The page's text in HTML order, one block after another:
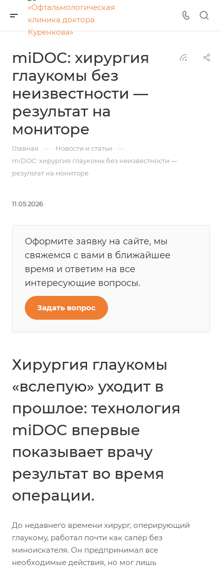
miDOC: хирургия
глаукомы без
неизвестности —
результат на
мониторе
Главная — Новости и статьи —
miDOC: хирургия глаукомы без неизвестности —
результат на мониторе
11.05.2026
Оформите заявку на сайте, мы
свяжемся с вами в ближайшее
время и ответим на все
интересующие вопросы.
Задать вопрос
Хирургия глаукомы
«вслепую» уходит в
прошлое: технология
miDOC впервые
показывает врачу
результат во время
операции.
До недавнего времени хирург, оперирующий
глаукому, работал почти как сапёр без
миноискателя. Он предпринимал все
необходимые действия, но мог лишь